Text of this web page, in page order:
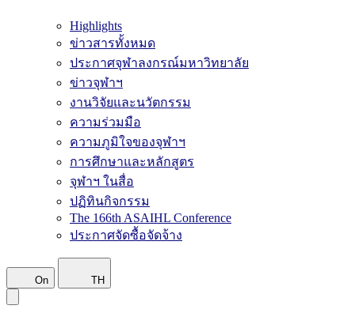
Highlights
ข่าวสารทั้งหมด
ประกาศจุฬาลงกรณ์มหาวิทยาลัย
ข่าวจุฬาฯ
งานวิจัยและนวัตกรรม
ความร่วมมือ
ความภูมิใจของจุฬาฯ
การศึกษาและหลักสูตร
จุฬาฯ ในสื่อ
ปฏิทินกิจกรรม
The 166th ASAIHL Conference
ประกาศจัดซื้อจัดจ้าง
On TH